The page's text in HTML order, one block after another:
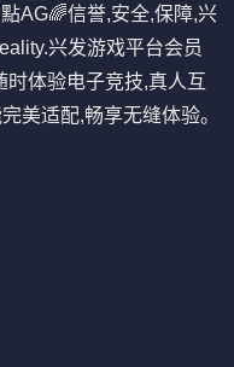
AG🌈信誉,安全,保障,兴
兴发游戏平台会员
体验电子竞技,真人互
美适配,畅享无缝体验。